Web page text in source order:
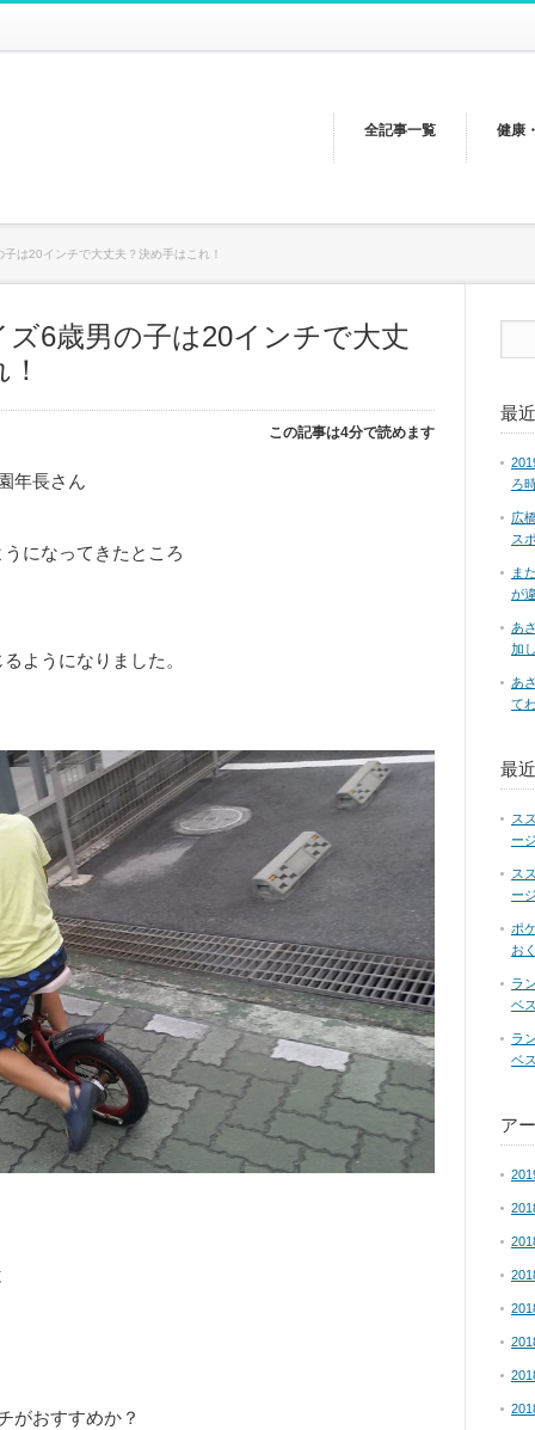
全記事一覧 健康
は20インチで大丈夫？決め手はこれ！
6歳男の子は20インチで大丈
この記事は4分で読めます
年長さん
になってきたところ
ようになりました。
がおすすめか？
最
ろ
広
ス
ま
が
あ
加
あ
て
最
ス
ー
ス
ー
ポ
お
ラ
ベ
ラ
ベ
ア